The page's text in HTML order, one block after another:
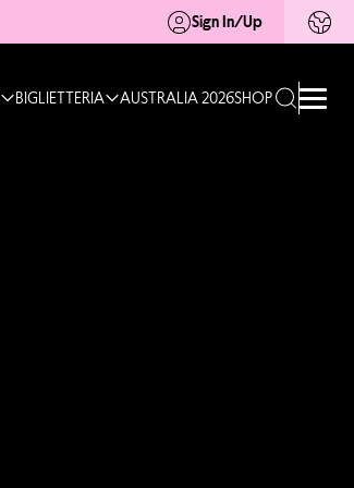
Sign In/Up
BIGLIETTERIA AUSTRALIA 2026SHOP